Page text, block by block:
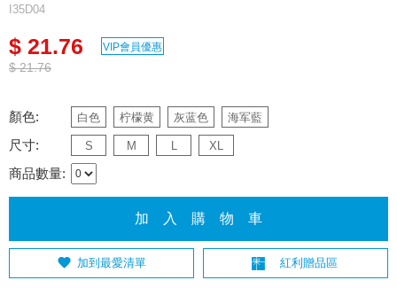
I35D04
$ 21.76
$ 21.76
VIP會員優惠
顏色: 白色 柠檬黄 灰蓝色 海军藍
尺寸: S M L XL
商品數量:
加 入 購 物 車
加到最愛清單 紅利贈品區